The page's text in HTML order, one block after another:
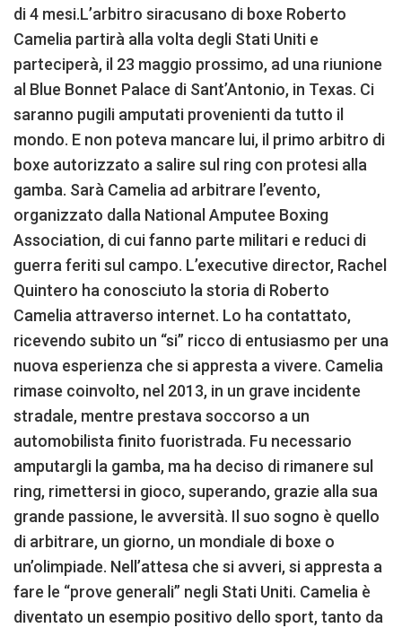
di 4 mesi.L’arbitro siracusano di boxe Roberto
Camelia partirà alla volta degli Stati Uniti e
parteciperà, il 23 maggio prossimo, ad una riunione
al Blue Bonnet Palace di Sant’Antonio, in Texas. Ci
saranno pugili amputati provenienti da tutto il
mondo. E non poteva mancare lui, il primo arbitro di
boxe autorizzato a salire sul ring con protesi alla
gamba. Sarà Camelia ad arbitrare l’evento,
organizzato dalla National Amputee Boxing
Association, di cui fanno parte militari e reduci di
guerra feriti sul campo. L’executive director, Rachel
Quintero ha conosciuto la storia di Roberto
Camelia attraverso internet. Lo ha contattato,
ricevendo subito un “si” ricco di entusiasmo per una
nuova esperienza che si appresta a vivere. Camelia
rimase coinvolto, nel 2013, in un grave incidente
stradale, mentre prestava soccorso a un
automobilista finito fuoristrada. Fu necessario
amputargli la gamba, ma ha deciso di rimanere sul
ring, rimettersi in gioco, superando, grazie alla sua
grande passione, le avversità. Il suo sogno è quello
di arbitrare, un giorno, un mondiale di boxe o
un’olimpiade. Nell’attesa che si avveri, si appresta a
fare le “prove generali” negli Stati Uniti. Camelia è
diventato un esempio positivo dello sport, tanto da